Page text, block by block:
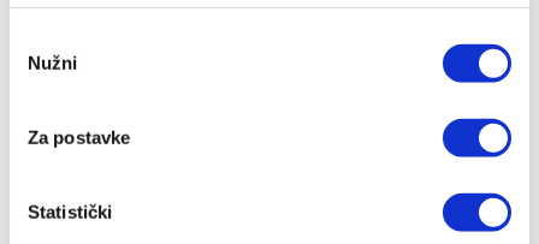
pristanka
Nužni
Za postavke
Statistički